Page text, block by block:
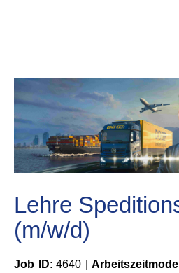
Lehre
(m/w/d)
Job ID: 4640 |Arbeitszeitmodell